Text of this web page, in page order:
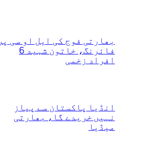
بھارتی فوج کی ایل او سی پر
فائرنگ، خاتون شہید 6
افراد زخمی
انڈیا پاکستان سے پیاز
نہیں خریدے گا، بھارتی
میڈیا